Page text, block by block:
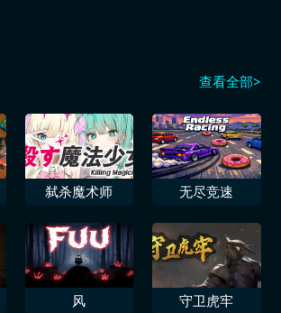
查看全部>
弑杀魔术师 无尽竞速
风 守卫虎牢